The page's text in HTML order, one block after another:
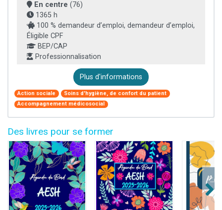
En centre (76)
1365 h
100 % demandeur d’emploi, demandeur d’emploi,
Éligible CPF
BEP/CAP
Professionnalisation
Plus d'informations
Action sociale
Soins d'hygiène, de confort du patient
Accompagnement médicosocial
Des livres pour se former